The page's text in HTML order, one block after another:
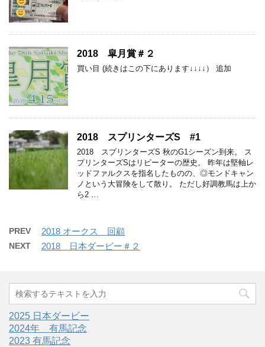
2018 皐月賞＃２
買い目 (続きはこの下にあります↓↓↓↓） 追加
2018 スプリンターズS #1
2018 スプリンターズS 秋のG1シーズン到来。 ス
プリンターズSはリピーターの歴史。 昨年は堅軸レ
ッドファルクスを指名したものの、◎モンドキャン
ノという大冒険をして散り。 ただし好調教馬は上か
ら2 …
PREV 2018 オークス 回顧
NEXT 2018 日本ダービー＃２
2025 日本ダービー
2024年 有馬記念
2023 有馬記念